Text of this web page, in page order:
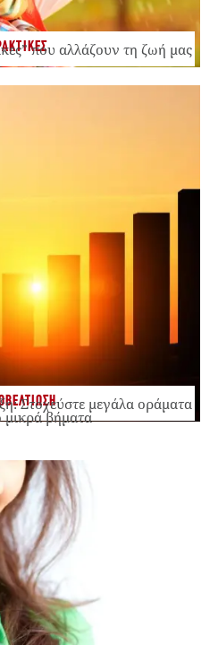
που αλλάζουν τη ζωή μας
Στοχεύστε μεγάλα οράματα
μικρά βήματα